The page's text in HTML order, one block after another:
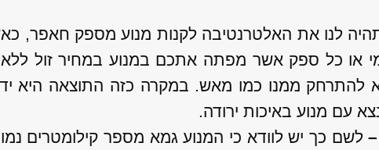
לנו את האלטרנטיבה לקנות מנוע מספק חאפר,
או כל ספק אשר מפתה אתכם במנוע במחיר זול ללא
להתרחק ממנו כמו מאש. במקרה כזה התוצאה היא
עם מנוע באיכות ירודה.
לשם כך יש לוודא כי המנוע גמא מספר קילומטרים